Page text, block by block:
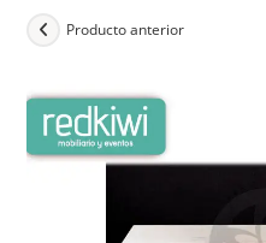
Producto anterior